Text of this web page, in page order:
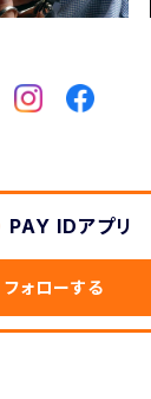
PAY IDアプリ
フォローする